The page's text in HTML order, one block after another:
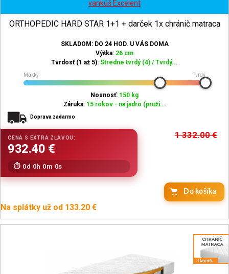
vankúš Excelent
ORTHOPEDIC HARD STAR 1+1 + darček 1x chránič matraca
SKLADOM: DO 24 HOD. U VÁS DOMA
Výška: 26 cm
Tvrdosť (1 až 5): Stredne tvrdý (4) / Tvrdý...
Mäkký Tvrdý
Nosnosť: 150 kg
Záruka: 15 rokov - na jadro (pruži...
Doprava zadarmo
1 332.00€
0d 0h 0m 0s
Do košíka
Na splátky už od 133.20 €